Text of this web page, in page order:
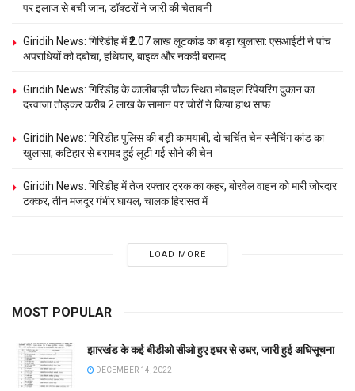
पर इलाज से बची जान; डॉक्टरों ने जारी की चेतावनी
Giridih News: गिरिडीह में ₹2.07 लाख लूटकांड का बड़ा खुलासा: एसआईटी ने पांच
अपराधियों को दबोचा, हथियार, बाइक और नकदी बरामद
Giridih News: गिरिडीह के कालीबाड़ी चौक स्थित मोबाइल रिपेयरिंग दुकान का
दरवाजा तोड़कर करीब 2 लाख के सामान पर चोरों ने किया हाथ साफ
Giridih News: गिरिडीह पुलिस की बड़ी कामयाबी, दो चर्चित चेन स्नैचिंग कांड का
खुलासा, कटिहार से बरामद हुई लूटी गई सोने की चेन
Giridih News: गिरिडीह में तेज रफ्तार ट्रक का कहर, बोरवेल वाहन को मारी जोरदार
टक्कर, तीन मजदूर गंभीर घायल, चालक हिरासत में
LOAD MORE
MOST POPULAR
झारखंड के कई बीडीओ सीओ हुए इधर से उधर, जारी हुई अधिसूचना
DECEMBER 14, 2022